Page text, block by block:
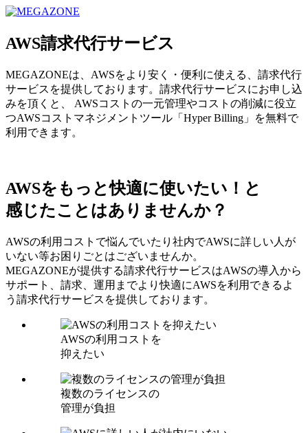
AWS請求代行サービス
MEGAZONEは、AWSをより安く・便利に使える、請求代行
サービスを提供しております。請求代行サービスにお申し込
みを頂くと、 AWSコストの一元管理やコストの削減に役立
つAWSコストマネジメントツール「Hyper Billing」を無料で
利用できます。
AWSをもっと快適に使いたい！と
感じたことはありませんか？
AWSの利用コストで悩んでいたり社内でAWSに詳しい人が
いない等お困りごとはございませんか。
MEGAZONEが提供する請求代行サービスはAWSの導入から
サポート、請求、運用までより快適にAWSを利用できるよ
う請求代行サービスを提供しております。
AWSの利用コストを
抑えたい
複数のライセンスの
管理が負担